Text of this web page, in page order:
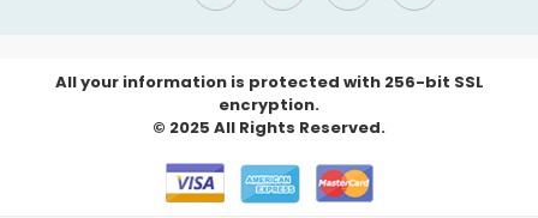
All your information is protected with 256-bit SSL
encryption.
© 2025 All Rights Reserved.